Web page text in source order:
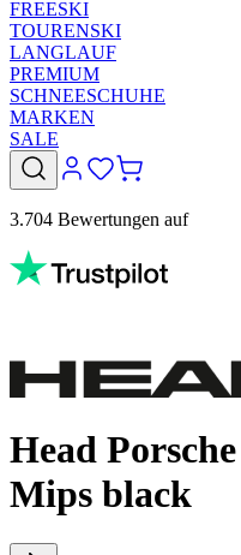
FREESKI
TOURENSKI
LANGLAUF
PREMIUM
SCHNEESCHUHE
MARKEN
SALE
3.704 Bewertungen auf
Head
Mips black